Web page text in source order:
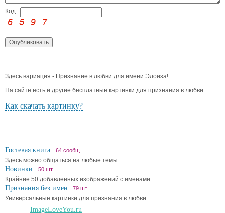
Код:
Здесь вариация - Признание в любви для имени Элоиза!.
На сайте есть и другие бесплатные картинки для признания в любви.
Как скачать картинку?
Гостевая книга 64 сообщ.
Здесь можно общаться на любые темы.
Новинки 50 шт.
Крайние 50 добавленных изображений с именами.
Признания без имен 79 шт.
Универсальные картинки для признания в любви.
ImageLoveYou.ru